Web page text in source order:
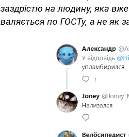
заздрістю на людину, яка
валяється по ГОСТу, а не як